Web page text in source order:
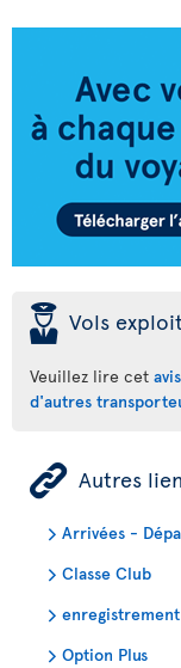
þ Vols
Veuillez lire cet
d'autres
ÿ Autres
Arrivées -
Classe Club
Option Plus